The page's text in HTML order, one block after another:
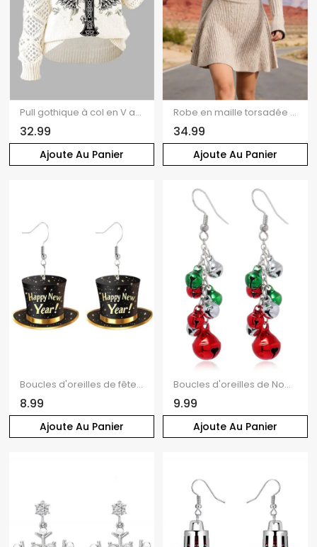
Ajoute Au Panier
Pull gothique à col en V ajouré avec imprimé papillon et ailes croisées
32.99
Ajoute Au Panier
Robe en maille torsadée de couleur unie, mini-robe à manches longues et épaules dénudées
34.99
Ajoute Au Panier
Boucles d'oreilles de fête de Noël, chapeau avec boucles d'oreilles en forme d'étoile et de lettre
8.99
Ajoute Au Panier
Boucles d'oreilles de Noël Boucles d'oreilles de fête en forme de cloche colorée
9.99